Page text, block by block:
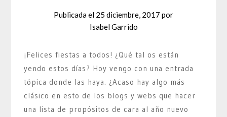
Publicada el 25 diciembre, 2017 por
Isabel Garrido
¡Felices fiestas a todos! ¿Qué tal os están
yendo estos días? Hoy vengo con una entrada
tópica donde las haya. ¿Acaso hay algo más
clásico en esto de los blogs y webs que hacer
una lista de propósitos de cara al año nuevo